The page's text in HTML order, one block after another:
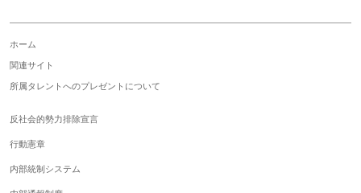
ホーム
関連サイト
所属タレントへのプレゼントについて
反社会的勢力排除宣言
行動憲章
内部統制システム